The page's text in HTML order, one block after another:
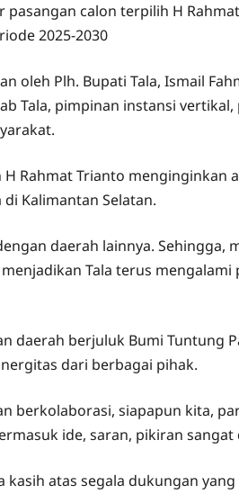
pasangan calon terpilih H
2025-2030
oleh Plh. Bupati Tala, Ismail
Tala, pimpinan instansi
Rahmat Trianto menginginkan
Kalimantan Selatan.
daerah lainnya.
Tala terus
daerah berjuluk Bumi Tuntung
dari berbagai pihak.
berkolaborasi, siapapun kita,
ide, saran, pikiran
kasih atas segala dukungan